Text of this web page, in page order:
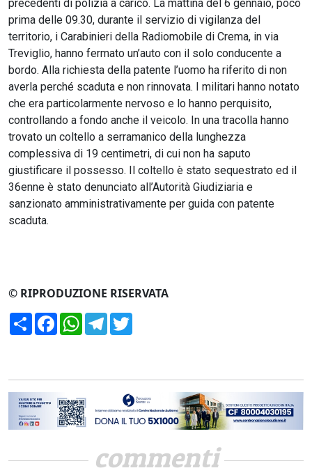
precedenti di polizia a carico. La mattina del 6 gennaio, poco
prima delle 09.30, durante il servizio di vigilanza del
territorio, i Carabinieri della Radiomobile di Crema, in via
Treviglio, hanno fermato un’auto con il solo conducente a
bordo. Alla richiesta della patente l’uomo ha riferito di non
averla perché scaduta e non rinnovata. I militari hanno notato
che era particolarmente nervoso e lo hanno perquisito,
controllando a fondo anche il veicolo. In una tracolla hanno
trovato un coltello a serramanico della lunghezza
complessiva di 19 centimetri, di cui non ha saputo
giustificare il possesso. Il coltello è stato sequestrato ed il
36enne è stato denunciato all’Autorità Giudiziaria e
sanzionato amministrativamente per guida con patente
scaduta.
© RIPRODUZIONE RISERVATA
CondividiFacebookWhatsApp
Telegram
commenti